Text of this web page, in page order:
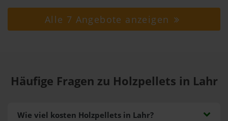
Alle 7 Angebote anzeigen
Häufige Fragen zu Holzpellets in Lahr
Wie viel kosten Holzpellets in Lahr?